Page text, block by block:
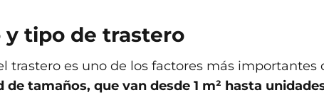
y tipo de trastero
trastero es uno de los factores más importantes
de tamaños, que van desde 1 m² hasta